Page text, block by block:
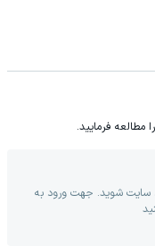
را مطالعه فرمایید.
سایت شوید. جهت ورود به